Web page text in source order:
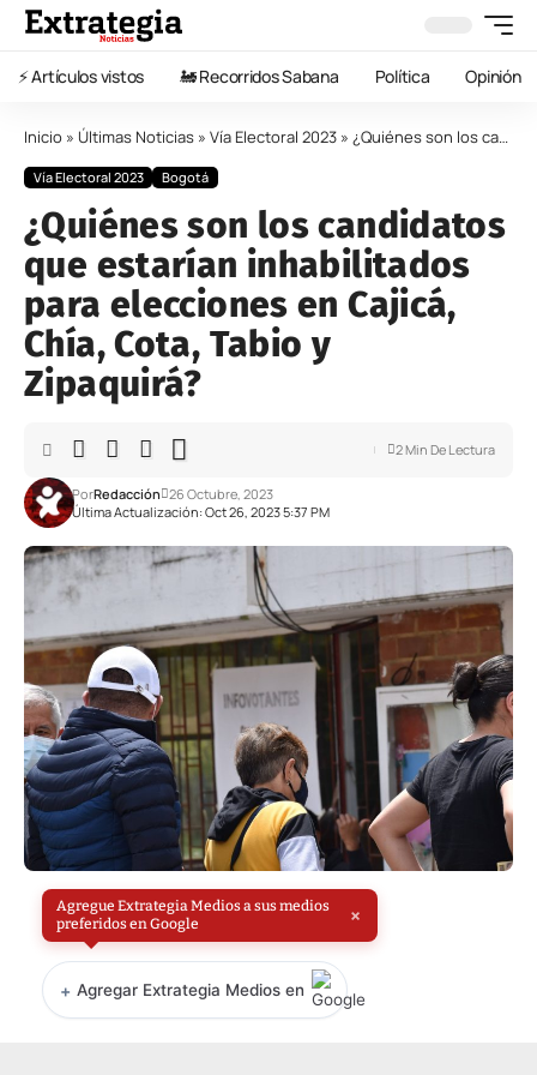
⚡️ Artículos vistos 🚂 Recorridos Sabana Política Opinión
Inicio » Últimas Noticias » Vía Electoral 2023 » ¿Quiénes son los candidatos que estarían inhabilitados para elecciones en Cajicá, Chía, Cota, Tabio y Zipaquirá?
Vía Electoral 2023 Bogotá
¿Quiénes son los candidatos
que estarían inhabilitados
para elecciones en Cajicá,
Chía, Cota, Tabio y
Zipaquirá?
Última Actualización: Oct 26, 2023 5:37 PM
PorRedacción 26 Octubre, 2023
2 Min De Lectura
Agregue Extrategia Medios a sus medios
preferidos en Google
×
+ Agregar Extrategia Medios en